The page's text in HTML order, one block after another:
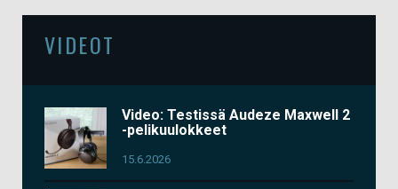
VIDEOT
Video: Testissä Audeze Maxwell 2
-pelikuulokkeet
15.6.2026